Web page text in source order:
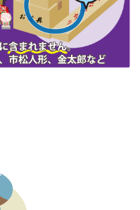
3日(木)
23日(金)
月22日(木)
26日(水)